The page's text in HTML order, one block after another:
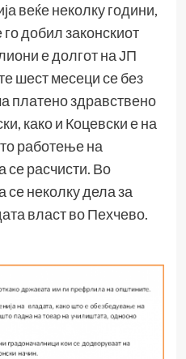
веќе неколку години,
го добил законскиот
е долгот на ЈП
шест месеци се без
платено здравствено
како и Коцевски е на
работење на
се расчисти. Во
се неколку дела за
власт во Пехчево.